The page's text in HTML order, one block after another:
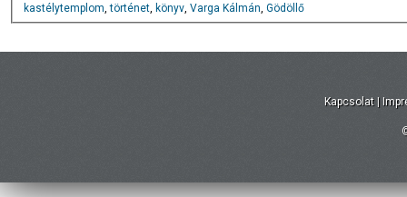
kastélytemplom,történet, könyv, Varga Kálmán, Gödöllő
Kapcsolat |